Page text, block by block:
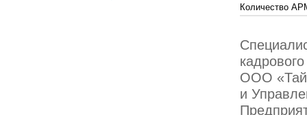
Количество
ООО
и